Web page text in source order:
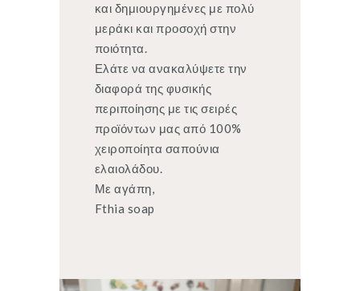
και δημιουργημένες με πολύ
μεράκι και προσοχή στην
ποιότητα.
Ελάτε να ανακαλύψετε την
διαφορά της φυσικής
περιποίησης με τις σειρές
προϊόντων μας από 100%
χειροποίητα σαπούνια
ελαιολάδου.
Με αγάπη,
Fthia soap